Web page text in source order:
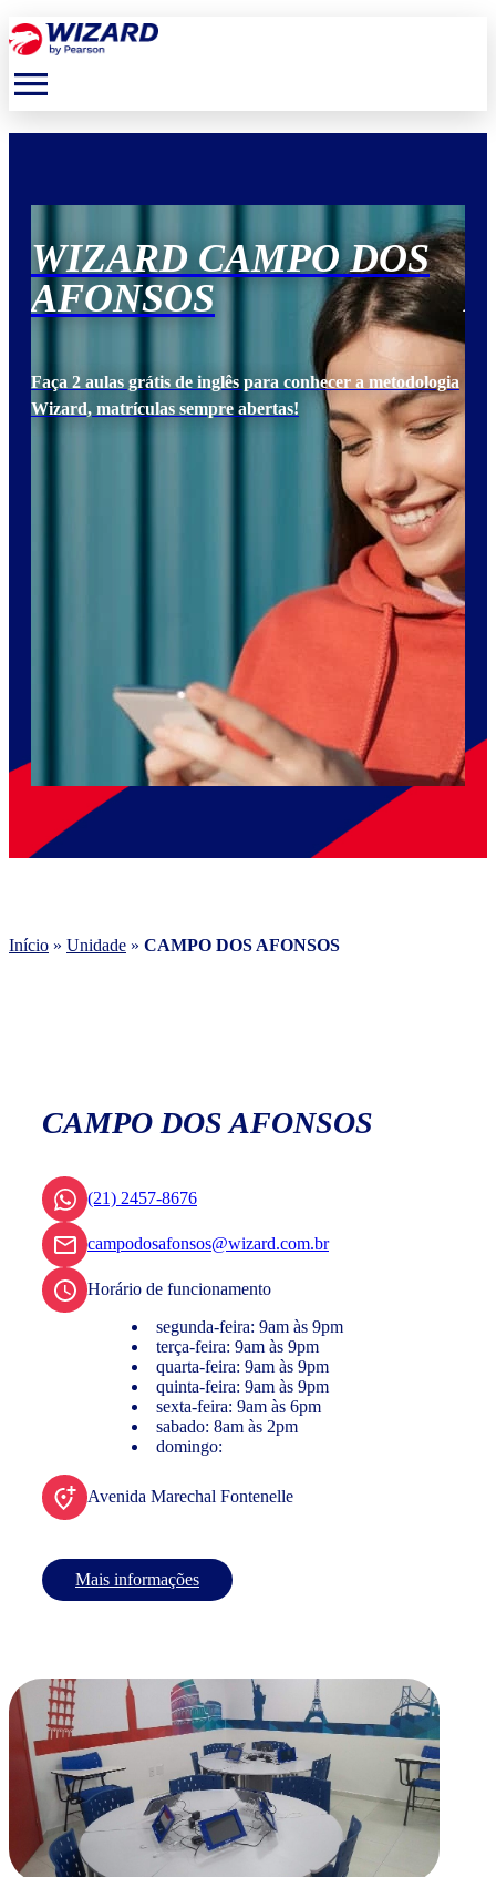
menu
WIZARD CAMPO DOS
AFONSOS
Faça 2 aulas grátis de inglês para conhecer a metodologia
Wizard, matrículas sempre abertas!
Início » Unidade » CAMPO DOS AFONSOS
CAMPO DOS AFONSOS
(21) 2457-8676
campodosafonsos@wizard.com.br
Horário de funcionamento
segunda-feira: 9am às 9pm
terça-feira: 9am às 9pm
quarta-feira: 9am às 9pm
quinta-feira: 9am às 9pm
sexta-feira: 9am às 6pm
sabado: 8am às 2pm
domingo:
Avenida Marechal Fontenelle
Mais informações